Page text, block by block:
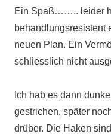
Ein Spaß…….. leider
behandlungsresistent
neuen Plan. Ein
schliesslich nicht
Ich hab es dann
gestrichen, später
drüber. Die Haken